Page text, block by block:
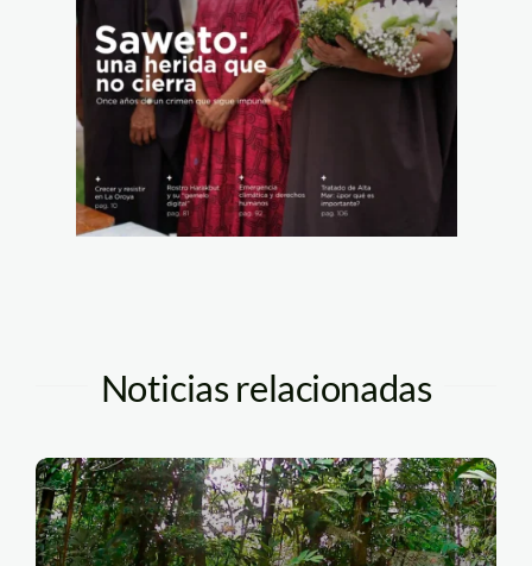
Noticias relacionadas